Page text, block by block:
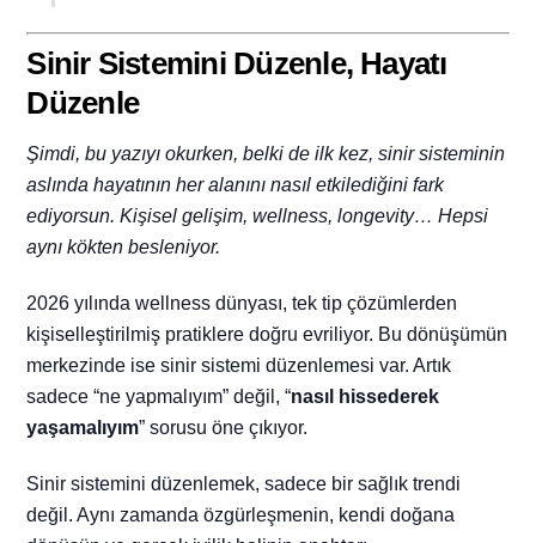
Sinir Sistemini Düzenle, Hayatı
Düzenle
Şimdi, bu yazıyı okurken, belki de ilk kez, sinir sisteminin
aslında hayatının her alanını nasıl etkilediğini fark
ediyorsun. Kişisel gelişim, wellness, longevity… Hepsi
aynı kökten besleniyor.
2026 yılında wellness dünyası, tek tip çözümlerden
kişiselleştirilmiş pratiklere doğru evriliyor. Bu dönüşümün
merkezinde ise sinir sistemi düzenlemesi var. Artık
sadece “ne yapmalıyım” değil, “nasıl hissederek
yaşamalıyım” sorusu öne çıkıyor.
Sinir sistemini düzenlemek, sadece bir sağlık trendi
değil. Aynı zamanda özgürleşmenin, kendi doğana